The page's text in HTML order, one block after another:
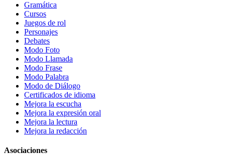
Gramática
Cursos
Juegos de rol
Personajes
Debates
Modo Foto
Modo Llamada
Modo Frase
Modo Palabra
Modo de Diálogo
Certificados de idioma
Mejora la escucha
Mejora la expresión oral
Mejora la lectura
Mejora la redacción
Asociaciones